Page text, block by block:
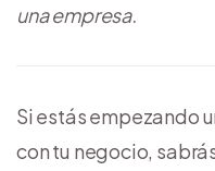
una empresa.
Si estás empezando
con tu negocio,